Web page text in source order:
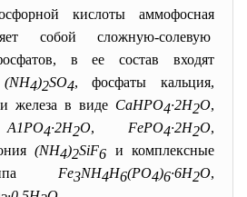
кислоты аммофосная
собой сложную-солевую
в ее состав входят
(NH4)2SO4, фосфаты кальция,
железа в виде СаНРО4·2Н2О,
A1PO4·2H2O, FePO4·2H2O,
(NH4)2SiF6 и комплексные
Fe3NH4H6(PO4)6·6H2O,